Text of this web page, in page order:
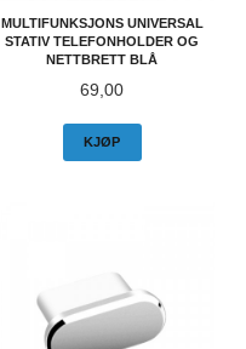
MULTIFUNKSJONS UNIVERSAL
STATIV TELEFONHOLDER OG
NETTBRETT BLÅ
Pris
69,00
KJØP